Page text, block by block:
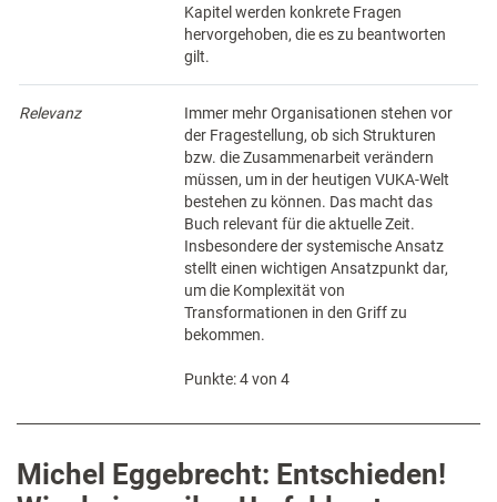
Kapitel werden konkrete Fragen
hervorgehoben, die es zu beantworten
gilt.
Relevanz
Immer mehr Organisationen stehen vor
der Fragestellung, ob sich Strukturen
bzw. die Zusammenarbeit verändern
müssen, um in der heutigen VUKA-Welt
bestehen zu können. Das macht das
Buch relevant für die aktuelle Zeit.
Insbesondere der systemische Ansatz
stellt einen wichtigen Ansatzpunkt dar,
um die Komplexität von
Transformationen in den Griff zu
bekommen.
Punkte: 4 von 4
Michel Eggebrecht: Entschieden!